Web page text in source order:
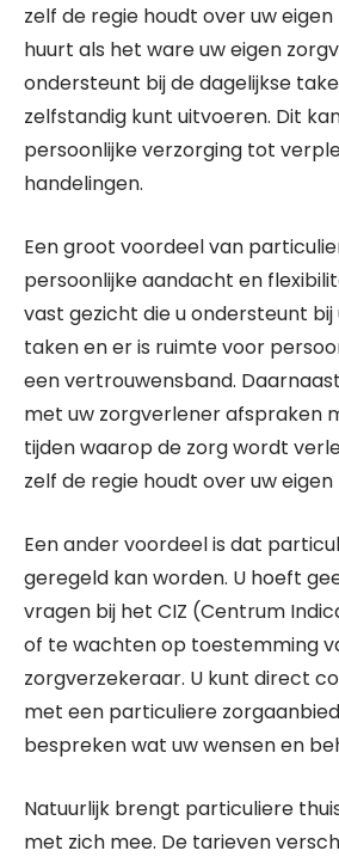
zelf de regie houdt over uw eigen
huurt als het ware uw eigen
ondersteunt bij de dagelijkse
zelfstandig kunt uitvoeren. Dit
persoonlijke verzorging tot
handelingen.
Een groot voordeel van
persoonlijke aandacht en
vast gezicht die u ondersteunt bij
taken en er is ruimte voor
een vertrouwensband.
met uw zorgverlener afspraken
tijden waarop de zorg wordt
zelf de regie houdt over uw eigen
Een ander voordeel is dat
geregeld kan worden. U hoeft
vragen bij het CIZ (Centrum
of te wachten op toestemming
zorgverzekeraar. U kunt direct
met een particuliere
bespreken wat uw wensen en
Natuurlijk brengt particuliere
met zich mee. De tarieven